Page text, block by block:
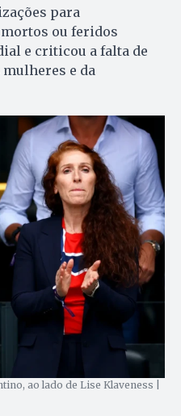
para
ou feridos
e criticou a falta de
e da
ao lado de Lise Klaveness |